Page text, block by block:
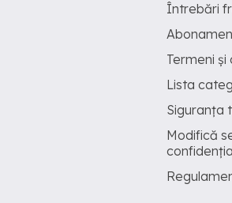
Întrebări
Termeni și
Lista
Siguranța
Modifică